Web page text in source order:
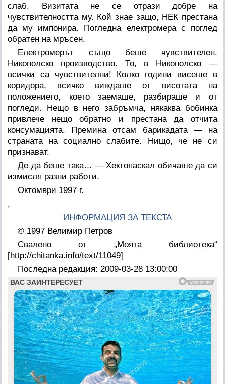
слаб. Визитата не се отрази добре на
чувствителността му. Кой знае защо, НЕК престана
да му импонира. Погледна електромера с поглед
обратен на мръсен.
Електромерът също беше чувствителен.
Никополско производство. То, в Никополско —
всички са чувствителни! Колко години висеше в
коридора, всичко виждаше от висотата на
положението, което заемаше, разбираше и от
погледи. Нещо в него забръмча, някаква бобинка
привлече нещо обратно и престана да отчита
консумацията. Премина отсам барикадата — на
страната на социално слабите. Нищо, че не си
признават.
Де да беше така… — Хектопаскал обичаше да си
измисля разни работи.
Октомври 1997 г.
,
ИНФОРМАЦИЯ ЗА ТЕКСТА
© 1997 Велимир Петров
Свалено от „Моята библиотека“
[http://chitanka.info/text/11049]
Последна редакция: 2009-03-28 13:00:00